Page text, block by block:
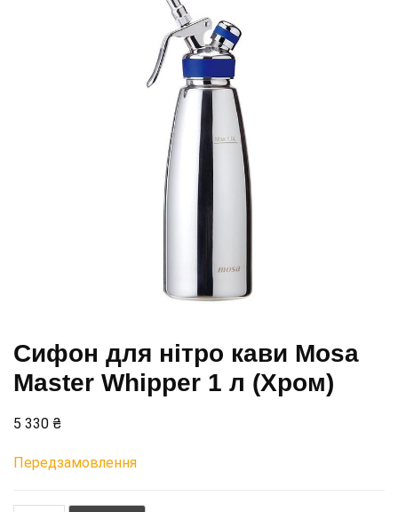
Сифон для нітро кави Mosa
Master Whipper 1 л (Хром)
5 330 ₴
Передзамовлення